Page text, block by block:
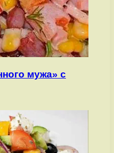
мужа» с